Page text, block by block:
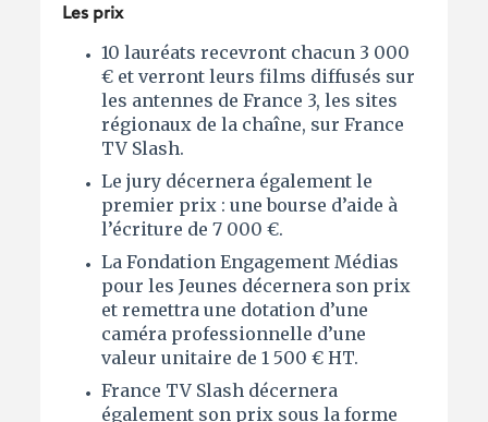
Les prix
10 lauréats recevront chacun 3 000
€ et verront leurs films diffusés sur
les antennes de France 3, les sites
régionaux de la chaîne, sur France
TV Slash.
Le jury décernera également le
premier prix : une bourse d’aide à
l’écriture de 7 000 €.
La Fondation Engagement Médias
pour les Jeunes décernera son prix
et remettra une dotation d’une
caméra professionnelle d’une
valeur unitaire de 1 500 € HT.
France TV Slash décernera
également son prix sous la forme